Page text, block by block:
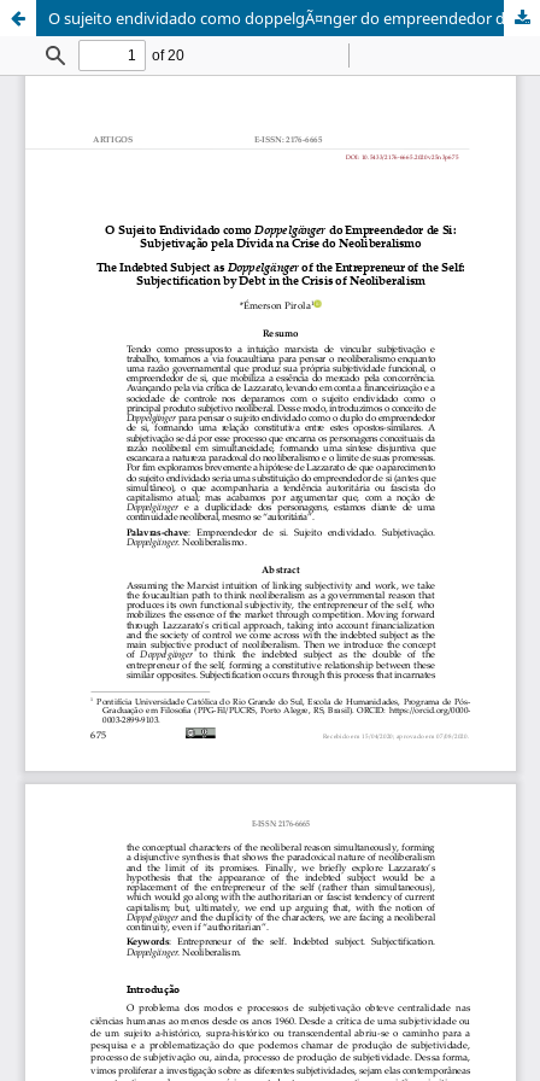
O sujeito endividado como doppelgÃ¤nger do empreendedor de si: subjetivação pela dívida na crise do neoliberalismo